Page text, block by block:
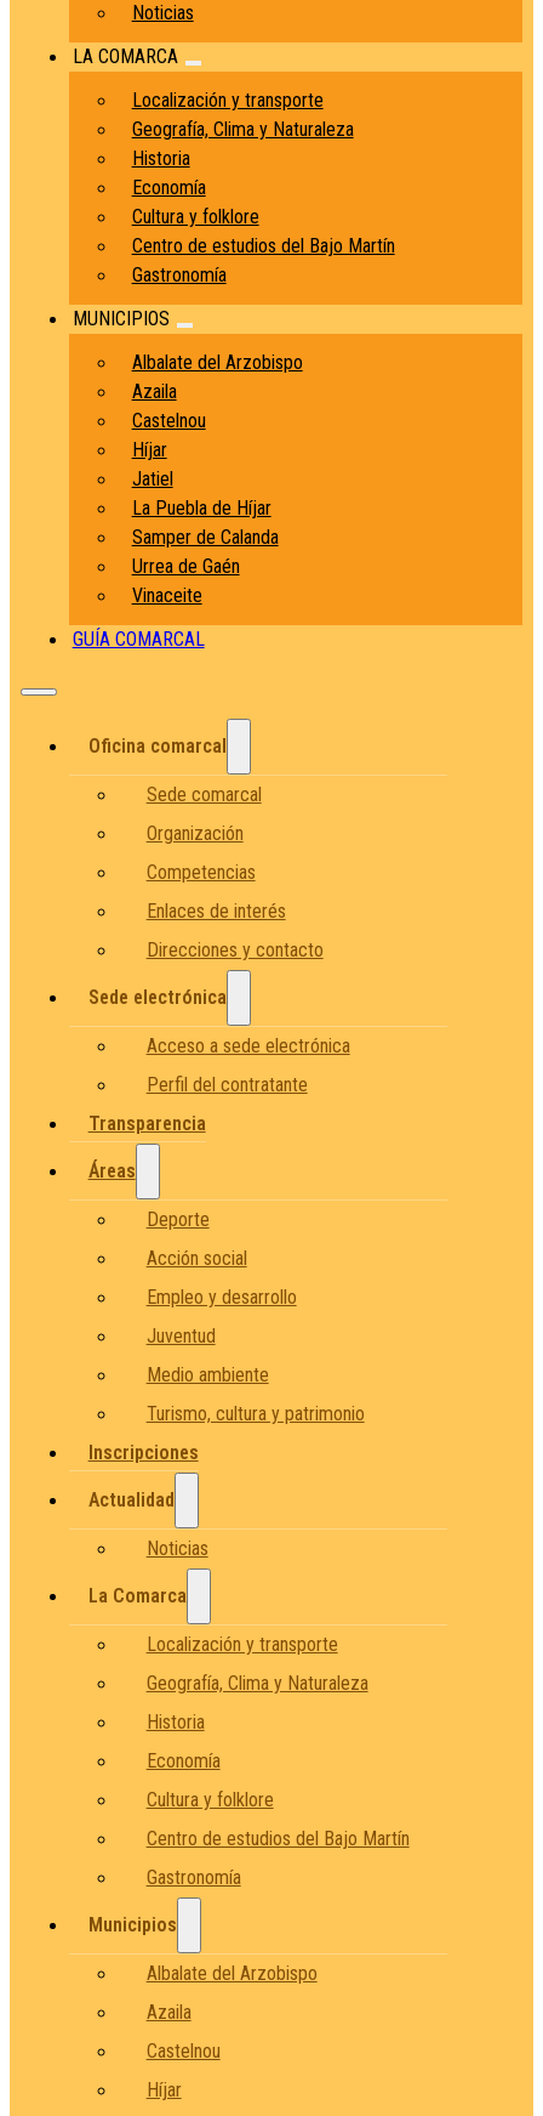
Noticias
LA COMARCA
Localización y transporte
Geografía, Clima y Naturaleza
Historia
Economía
Cultura y folklore
Centro de estudios del Bajo Martín
Gastronomía
MUNICIPIOS
Albalate del Arzobispo
Azaila
Castelnou
Híjar
Jatiel
La Puebla de Híjar
Samper de Calanda
Urrea de Gaén
Vinaceite
GUÍA COMARCAL
Oficina comarcal
Sede comarcal
Organización
Competencias
Enlaces de interés
Direcciones y contacto
Sede electrónica
Acceso a sede electrónica
Perfil del contratante
Transparencia
Áreas
Deporte
Acción social
Empleo y desarrollo
Juventud
Medio ambiente
Turismo, cultura y patrimonio
Inscripciones
Actualidad
Noticias
La Comarca
Localización y transporte
Geografía, Clima y Naturaleza
Historia
Economía
Cultura y folklore
Centro de estudios del Bajo Martín
Gastronomía
Municipios
Albalate del Arzobispo
Azaila
Castelnou
Híjar